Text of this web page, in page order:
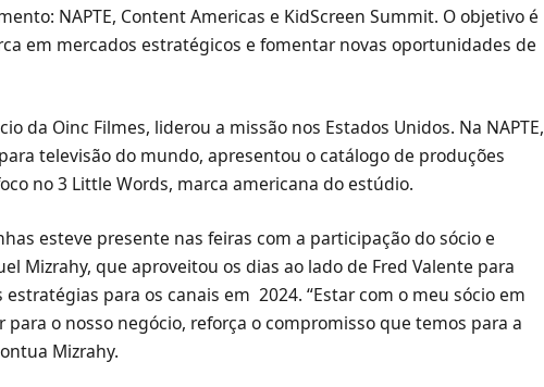
NAPTE, Content Americas e KidScreen Summit. O objetivo é
em mercados estratégicos e fomentar novas oportunidades de
da Oinc Filmes, liderou a missão nos Estados Unidos. Na NAPTE,
televisão do mundo, apresentou o catálogo de produções
no 3 Little Words, marca americana do estúdio.
esteve presente nas feiras com a participação do sócio e
Mizrahy, que aproveitou os dias ao lado de Fred Valente para
para os canais em 2024. “Estar com o meu sócio em
o nosso negócio, reforça o compromisso que temos para a
Mizrahy.